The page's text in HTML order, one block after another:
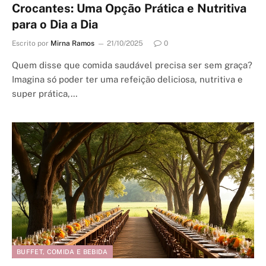
Crocantes: Uma Opção Prática e Nutritiva
para o Dia a Dia
Escrito por Mirna Ramos 21/10/2025 0
Quem disse que comida saudável precisa ser sem graça?
Imagina só poder ter uma refeição deliciosa, nutritiva e
super prática,…
BUFFET, COMIDA E BEBIDA